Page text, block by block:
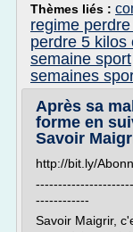
Thèmes liés :
regime
perdre 5 kilos
semaine sport
semaines
Après sa
forme en
Savoir
http://bit.ly/
------------
Savoir Maigrir,